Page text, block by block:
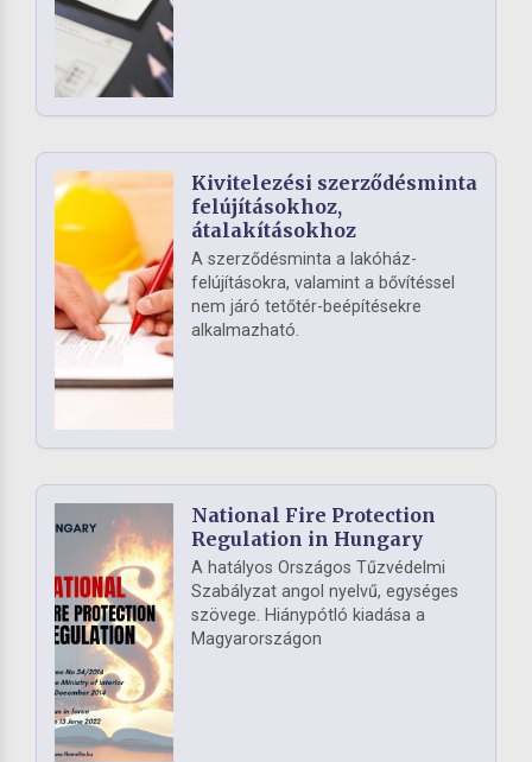
Kivitelezési szerződésminta
felújításokhoz,
átalakításokhoz
A szerződésminta a lakóház-
felújításokra, valamint a bővítéssel
nem járó tetőtér-beépítésekre
alkalmazható.
National Fire Protection
Regulation in Hungary
A hatályos Országos Tűzvédelmi
Szabályzat angol nyelvű, egységes
szövege. Hiánypótló kiadása a
Magyarországon